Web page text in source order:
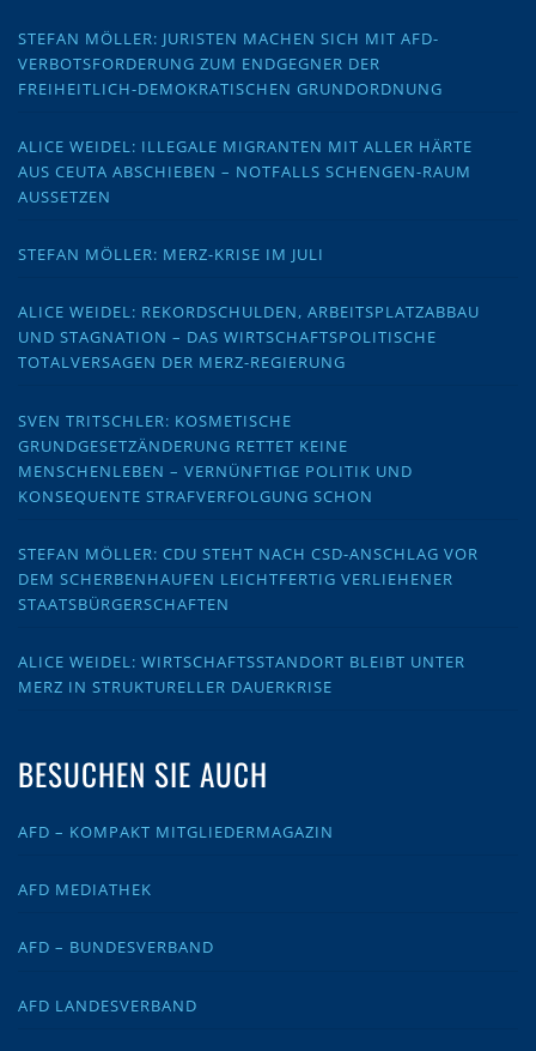
STEFAN MÖLLER: JURISTEN MACHEN SICH MIT AFD-
VERBOTSFORDERUNG ZUM ENDGEGNER DER
FREIHEITLICH-DEMOKRATISCHEN GRUNDORDNUNG
ALICE WEIDEL: ILLEGALE MIGRANTEN MIT ALLER HÄRTE
AUS CEUTA ABSCHIEBEN – NOTFALLS SCHENGEN-RAUM
AUSSETZEN
STEFAN MÖLLER: MERZ-KRISE IM JULI
ALICE WEIDEL: REKORDSCHULDEN, ARBEITSPLATZABBAU
UND STAGNATION – DAS WIRTSCHAFTSPOLITISCHE
TOTALVERSAGEN DER MERZ-REGIERUNG
SVEN TRITSCHLER: KOSMETISCHE
GRUNDGESETZÄNDERUNG RETTET KEINE
MENSCHENLEBEN – VERNÜNFTIGE POLITIK UND
KONSEQUENTE STRAFVERFOLGUNG SCHON
STEFAN MÖLLER: CDU STEHT NACH CSD-ANSCHLAG VOR
DEM SCHERBENHAUFEN LEICHTFERTIG VERLIEHENER
STAATSBÜRGERSCHAFTEN
ALICE WEIDEL: WIRTSCHAFTSSTANDORT BLEIBT UNTER
MERZ IN STRUKTURELLER DAUERKRISE
BESUCHEN SIE AUCH
AFD – KOMPAKT MITGLIEDERMAGAZIN
AFD MEDIATHEK
AFD – BUNDESVERBAND
AFD LANDESVERBAND